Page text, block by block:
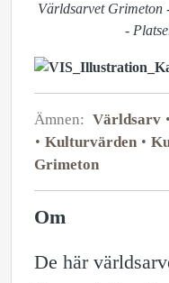
Världsarvet Grimeton
-
Ämnen: Världsarv
Kulturvärden
Grimeton
Om
De här